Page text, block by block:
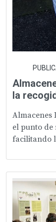
la
Almacenes
el punto de
facilitando